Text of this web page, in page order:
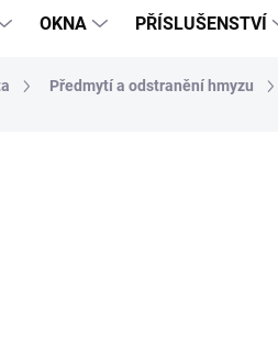
OKNA PŘÍSLUŠENSTVÍ
Předmytí a odstranění hmyzu